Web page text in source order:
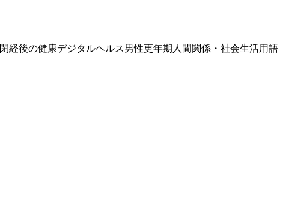
閉経後の健康デジタルヘルス男性更年期 人間関係・社会生活用語